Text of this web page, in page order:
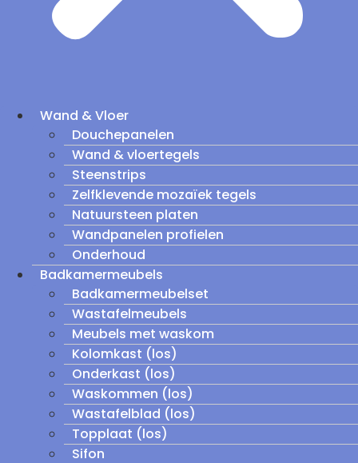
Wand & Vloer
Douchepanelen
Wand & vloertegels
Steenstrips
Zelfklevende mozaïek tegels
Natuursteen platen
Wandpanelen profielen
Onderhoud
Badkamermeubels
Badkamermeubelset
Wastafelmeubels
Meubels met waskom
Kolomkast (los)
Onderkast (los)
Waskommen (los)
Wastafelblad (los)
Topplaat (los)
Sifon